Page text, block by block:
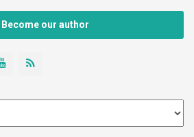
Become our author